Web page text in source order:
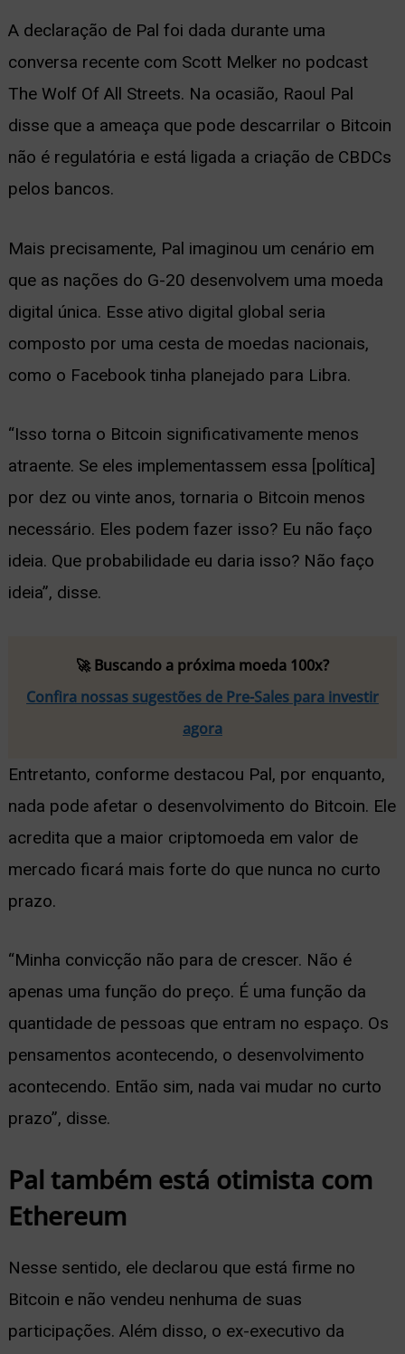
A declaração de Pal foi dada durante uma
conversa recente com Scott Melker no podcast
The Wolf Of All Streets. Na ocasião, Raoul Pal
disse que a ameaça que pode descarrilar o Bitcoin
não é regulatória e está ligada a criação de CBDCs
pelos bancos.
Mais precisamente, Pal imaginou um cenário em
que as nações do G-20 desenvolvem uma moeda
digital única. Esse ativo digital global seria
composto por uma cesta de moedas nacionais,
como o Facebook tinha planejado para Libra.
“Isso torna o Bitcoin significativamente menos
atraente. Se eles implementassem essa [política]
por dez ou vinte anos, tornaria o Bitcoin menos
necessário. Eles podem fazer isso? Eu não faço
ideia. Que probabilidade eu daria isso? Não faço
ideia”, disse.
🚀 Buscando a próxima moeda 100x?
Confira nossas sugestões de Pre-Sales para investir
agora
Entretanto, conforme destacou Pal, por enquanto,
nada pode afetar o desenvolvimento do Bitcoin. Ele
acredita que a maior criptomoeda em valor de
mercado ficará mais forte do que nunca no curto
prazo.
“Minha convicção não para de crescer. Não é
apenas uma função do preço. É uma função da
quantidade de pessoas que entram no espaço. Os
pensamentos acontecendo, o desenvolvimento
acontecendo. Então sim, nada vai mudar no curto
prazo”, disse.
Pal também está otimista com
Ethereum
Nesse sentido, ele declarou que está firme no
Bitcoin e não vendeu nenhuma de suas
participações. Além disso, o ex-executivo da